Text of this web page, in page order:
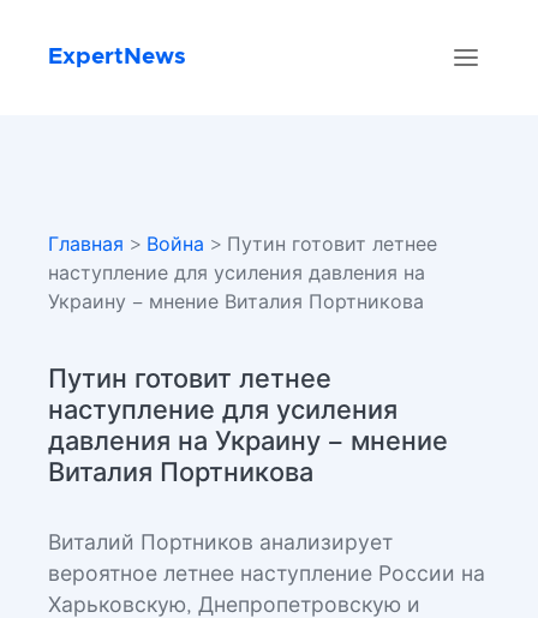
ExpertNews
Главная > Война > Путин готовит летнее
наступление для усиления давления на
Украину – мнение Виталия Портникова
Путин готовит летнее
наступление для усиления
давления на Украину – мнение
Виталия Портникова
Виталий Портников анализирует
вероятное летнее наступление России на
Харьковскую, Днепропетровскую и